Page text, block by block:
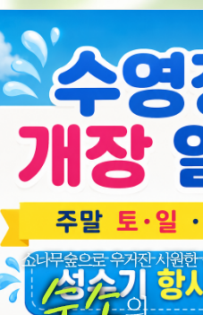
24 시간 동안 다시 열람하지 않습니다.
시설 주변볼거리